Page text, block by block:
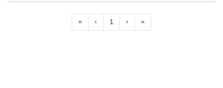
« ‹ 1 › »